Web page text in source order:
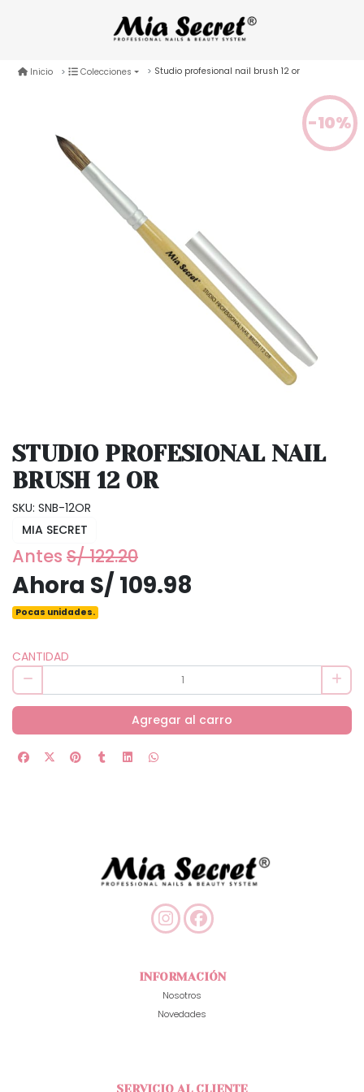
Inicio Colecciones Studio profesional nail brush 12 or
-10%
STUDIO PROFESIONAL NAIL
BRUSH 12 OR
SKU: SNB-12OR
MIA SECRET
Antes S/ 122.20
Ahora S/ 109.98
Pocas unidades.
CANTIDAD
Agregar al carro
INFORMACIÓN
Nosotros
Novedades
SERVICIO AL CLIENTE